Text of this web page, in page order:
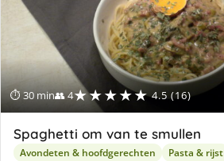
⏱ 30 min👥 4★★★★★ 4.5 (16)
Spaghetti om van te smullen
Avondeten & hoofdgerechten Pasta & rijst